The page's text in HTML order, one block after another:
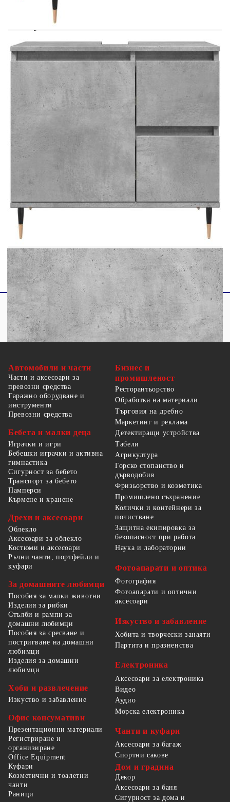
професионалист. Моля, прочетете и следвайте
всяка стъпка от инструкциите. Внимание:За да
предотвратите преобръщане, този продукт
трябва да се използва с предоставеното
устройство за закрепване на стена.
Материал: Инженерно дърво, желязо
Размери на шкафа за мивка: 65 x 33 x 60 см
(Ш x Д x В)
Размери на шкафа за баня (S): 30 x 30 x 100
см (Ш x Д x В)
Доставката съдържа:
1 x Шкаф за мивка
Автомобили и части
Части и аксесоари за
превозни средства
Гаражно оборудване и
инструменти
Превозни средства
Бебета и малки деца
Играчки и игри
Бебешки играчки и активна
гимнастика
Сигурност за бебето
Транспорт за бебето
Памперси
Кърмене и хранене
Дрехи и аксесоари
Облекло
Аксесоари за облекло
Костюми и аксесоари
Ръчни чанти, портфейли и
куфари
За домашните любимци
Пособия за малки животни
Изделия за рибки
Стълби и рампи за
домашни любимци
Пособия за сресване и
постригване на домашни
любимци
Изделия за домашни
любимци
Хоби и развлечение
Изкуство и забавление
Офис консумативи
Презентационни материали
Регистриране и
организиране
Office Equipment
Бизнес и
промишленост
Ресторантьорство
Обработка на материали
Търговия на дребно
Маркетинг и реклама
Детектиращи устройства
Табели
Агрикултура
Горско стопанство и
дърводобив
Фризьорство и козметика
Промишлено съхранение
Колички и контейнери за
почистване
Защитна екипировка за
безопасност при работа
Наука и лаборатории
Фотоапарати и оптика
Фотография
Фотоапарати и оптични
аксесоари
Изкуство и забавление
Хобита и творчески занаяти
Партита и празненства
Електроника
Аксесоари за електроника
Видео
Аудио
Морска електроника
Чанти и куфари
Аксесоари за багаж
Спортни сакове
Куфари
Козметични и тоалетни
чанти
Раници
Дом и градина
Декор
Аксесоари за баня
Сигурност за дома и